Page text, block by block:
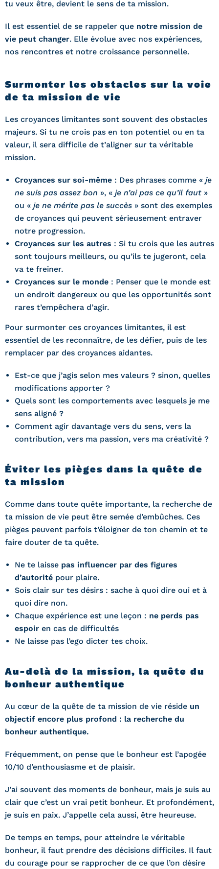
tu veux être, devient le sens de ta mission.
Il est essentiel de se rappeler que notre mission de
vie peut changer. Elle évolue avec nos expériences,
nos rencontres et notre croissance personnelle.
Surmonter les obstacles sur la voie
de ta mission de vie
Les croyances limitantes sont souvent des obstacles
majeurs. Si tu ne crois pas en ton potentiel ou en ta
valeur, il sera difficile de t’aligner sur ta véritable
mission.
Croyances sur soi-même : Des phrases comme « je
ne suis pas assez bon », « je n’ai pas ce qu’il faut »
ou « je ne mérite pas le succès » sont des exemples
de croyances qui peuvent sérieusement entraver
notre progression.
Croyances sur les autres : Si tu crois que les autres
sont toujours meilleurs, ou qu’ils te jugeront, cela
va te freiner.
Croyances sur le monde : Penser que le monde est
un endroit dangereux ou que les opportunités sont
rares t’empêchera d’agir.
Pour surmonter ces croyances limitantes, il est
essentiel de les reconnaître, de les défier, puis de les
remplacer par des croyances aidantes.
Est-ce que j’agis selon mes valeurs ? sinon, quelles
modifications apporter ?
Quels sont les comportements avec lesquels je me
sens aligné ?
Comment agir davantage vers du sens, vers la
contribution, vers ma passion, vers ma créativité ?
Éviter les pièges dans la quête de
ta mission
Comme dans toute quête importante, la recherche de
ta mission de vie peut être semée d’embûches. Ces
pièges peuvent parfois t’éloigner de ton chemin et te
faire douter de ta quête.
Ne te laisse pas influencer par des figures
d’autorité pour plaire.
Sois clair sur tes désirs : sache à quoi dire oui et à
quoi dire non.
Chaque expérience est une leçon : ne perds pas
espoir en cas de difficultés
Ne laisse pas l’ego dicter tes choix.
Au-delà de la mission, la quête du
bonheur authentique
Au cœur de la quête de ta mission de vie réside un
objectif encore plus profond : la recherche du
bonheur authentique.
Fréquemment, on pense que le bonheur est l’apogée
10/10 d’enthousiasme et de plaisir.
J’ai souvent des moments de bonheur, mais je suis au
clair que c’est un vrai petit bonheur. Et profondément,
je suis en paix. J’appelle cela aussi, être heureuse.
De temps en temps, pour atteindre le véritable
bonheur, il faut prendre des décisions difficiles. Il faut
du courage pour se rapprocher de ce que l’on désire